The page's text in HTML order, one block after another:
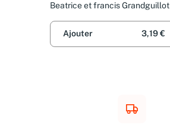
Beatrice et francis Grandguillot
Ajouter 3,19 €